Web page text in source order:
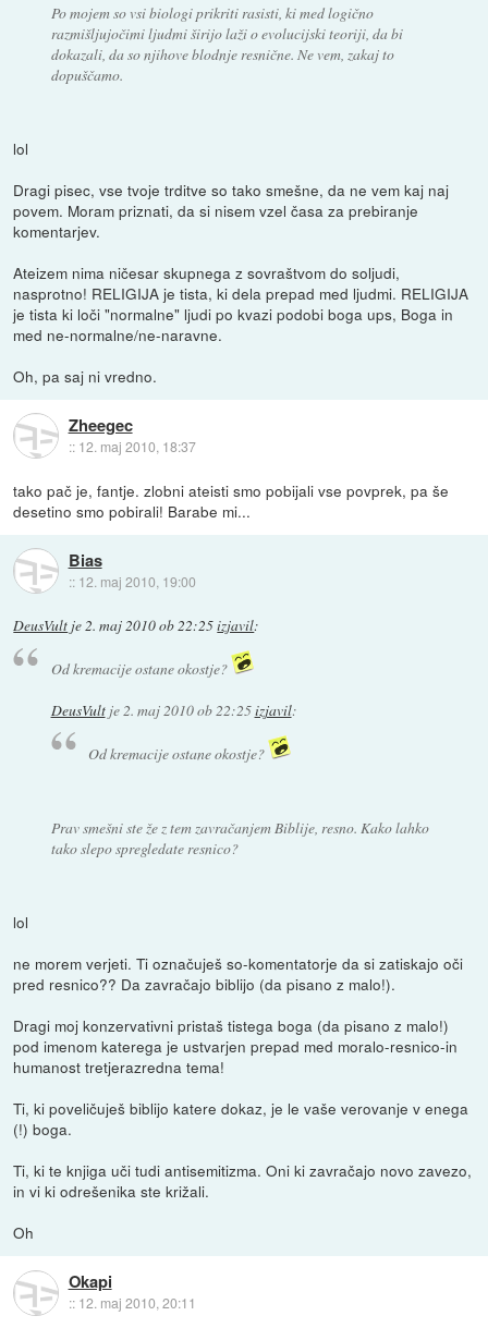
Po mojem so vsi biologi prikriti rasisti, ki med logično
razmišljujočimi ljudmi širijo laži o evolucijski teoriji, da bi
dokazali, da so njihove blodnje resnične. Ne vem, zakaj to
dopuščamo.
lol
Dragi pisec, vse tvoje trditve so tako smešne, da ne vem kaj naj
povem. Moram priznati, da si nisem vzel časa za prebiranje
komentarjev.
Ateizem nima ničesar skupnega z sovraštvom do soljudi,
nasprotno! RELIGIJA je tista, ki dela prepad med ljudmi. RELIGIJA
je tista ki loči "normalne" ljudi po kvazi podobi boga ups, Boga in
med ne-normalne/ne-naravne.
Oh, pa saj ni vredno.
Zheegec
:: 12. maj 2010, 18:37
tako pač je, fantje. zlobni ateisti smo pobijali vse povprek, pa še
desetino smo pobirali! Barabe mi...
Bias
:: 12. maj 2010, 19:00
DeusVult je2. maj 2010 ob 22:25izjavil:
Od kremacije ostane okostje?
DeusVultje2. maj 2010 ob 22:25izjavil:
Od kremacije ostane okostje?
Prav smešni ste že z tem zavračanjem Biblije, resno. Kako lahko
tako slepo spregledate resnico?
lol
ne morem verjeti. Ti označuješ so-komentatorje da si zatiskajo oči
pred resnico?? Da zavračajo biblijo (da pisano z malo!).
Dragi moj konzervativni pristaš tistega boga (da pisano z malo!)
pod imenom katerega je ustvarjen prepad med moralo-resnico-in
humanost tretjerazredna tema!
Ti, ki poveličuješ biblijo katere dokaz, je le vaše verovanje v enega
(!) boga.
Ti, ki te knjiga uči tudi antisemitizma. Oni ki zavračajo novo zavezo,
in vi ki odrešenika ste križali.
Oh
Okapi
:: 12. maj 2010, 20:11